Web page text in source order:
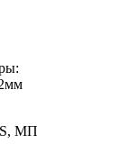
МП